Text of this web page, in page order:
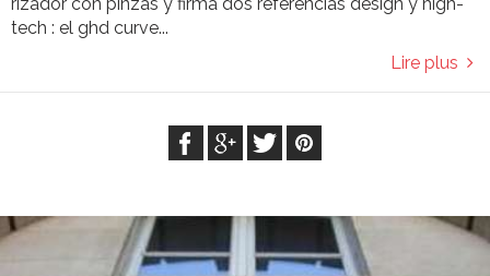
tech : el ghd curve...
Lire plus